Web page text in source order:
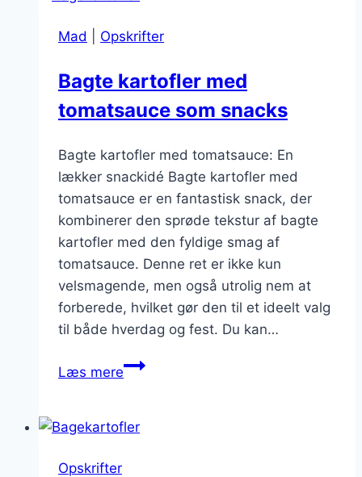
Mad Opskrifter
Bagte kartofler med
tomatsauce som snacks
Bagte kartofler med tomatsauce: En
lækker snackidé Bagte kartofler med
tomatsauce er en fantastisk snack, der
kombinerer den sprøde tekstur af bagte
kartofler med den fyldige smag af
tomatsauce. Denne ret er ikke kun
velsmagende, men også utrolig nem at
forberede, hvilket gør den til et ideelt valg
til både hverdag og fest. Du kan…
Læs mereBagte
tomatsauce
Opskrifter